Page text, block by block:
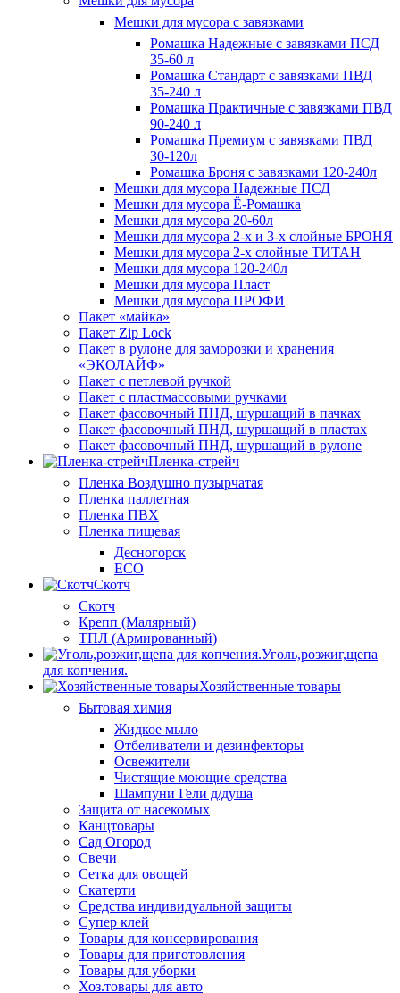
Мешки для мусора с завязками
Ромашка Надежные с завязками ПСД
35-60 л
Ромашка Стандарт с завязками ПВД
35-240 л
Ромашка Практичные с завязками ПВД
90-240 л
Ромашка Премиум с завязками ПВД
30-120л
Ромашка Броня с завязками 120-240л
Мешки для мусора Надежные ПСД
Мешки для мусора Ё-Ромашка
Мешки для мусора 20-60л
Мешки для мусора 2-х и 3-х слойные БРОНЯ
Мешки для мусора 2-х слойные ТИТАН
Мешки для мусора 120-240л
Мешки для мусора Пласт
Мешки для мусора ПРОФИ
Пакет «майка»
Пакет Zip Lock
Пакет в рулоне для заморозки и хранения
«ЭКОЛАЙФ»
Пакет с петлевой ручкой
Пакет с пластмассовыми ручками
Пакет фасовочный ПНД, шуршащий в пачках
Пакет фасовочный ПНД, шуршащий в пластах
Пакет фасовочный ПНД, шуршащий в рулоне
Пленка-стрейч
Пленка Воздушно пузырчатая
Пленка паллетная
Пленка ПВХ
Пленка пищевая
Десногорск
ECO
Скотч
Скотч
Крепп (Малярный)
ТПЛ (Армированный)
Уголь,розжиг,щепа
для копчения.
Хозяйственные товары
Бытовая химия
Жидкое мыло
Отбеливатели и дезинфекторы
Освежители
Чистящие моющие средства
Шампуни Гели д/душа
Защита от насекомых
Канцтовары
Сад Огород
Свечи
Сетка для овощей
Скатерти
Средства индивидуальной защиты
Супер клей
Товары для консервирования
Товары для приготовления
Товары для уборки
Хоз.товары для авто